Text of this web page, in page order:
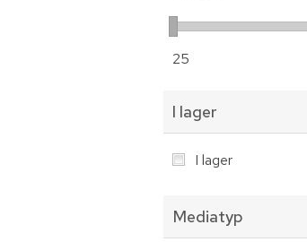
25
I lager
I lager
Mediatyp